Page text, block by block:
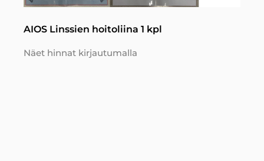
AIOS Linssien hoitoliina 1 kpl
Näet hinnat kirjautumalla